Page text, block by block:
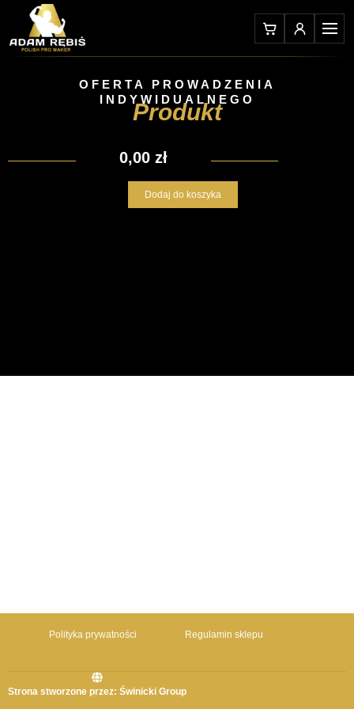
Przejdź
treści
OFERTA PROWADZENIA
INDYWIDUALNEGO
Produkt
0,00 zł
Dodaj do koszyka
Polityka prywatności Regulamin sklepu
Strona stworzone przez: Świnicki Group